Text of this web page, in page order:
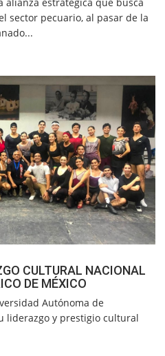
alianza estratégica que busca
sector pecuario, al pasar de la
CULTURAL NACIONAL
DE MÉXICO
Autónoma de
liderazgo y prestigio cultural